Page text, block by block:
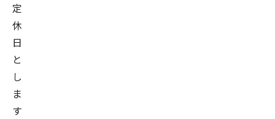
定
休
日
と
し
ま
す